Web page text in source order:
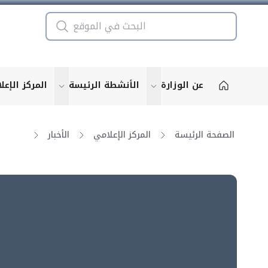
عن الوزارة show submenu for "More"
الأنشطة الرئيسة for "More"
المركز
الصفحة الرئيسة المركز الإعلامي الأخبار